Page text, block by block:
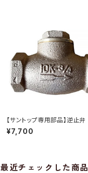
【サントップ専用部品】逆止弁
¥7,700
最近チェックした商品